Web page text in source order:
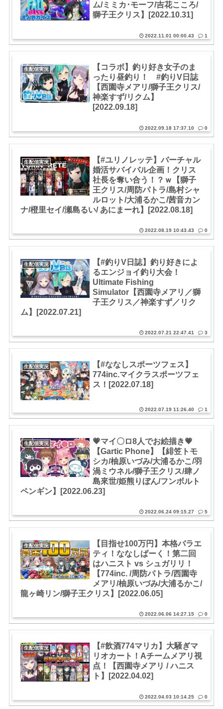
ム/ミミカ･モーフ/吉花こころ/
獅子王クリス】[2022.10.31]
2022.11.01 00:00.43 1
生配信実況
【コラボ】釣り好き女子のま
ったり昼釣り！ #釣りV日誌
【西園寺メアリ/獅子王クリス/
神楽すず/リクム】
[2022.09.18]
2022.09.18 17:37.10 0
生配信実況
【#ユリノレッテ】バーチャル
婚活サバイバル企画！クリス
社長を奪い合う！？ｗ【獅子
王クリス/周防パトラ/島村シャ
ルロット/大浦るかこ/茜音カン
ナ/橙里セイ/瀬島るい/ あにまーれ】[2022.08.18]
2022.08.19 10:43.43 0
生配信実況
【#釣りV日誌】釣り好きによ
るエンジョイ釣り大会！
Ultimate Fishing
Simulator【西園寺メアリ／獅
子王クリス／神楽すず／リク
ム】[2022.07.21]
2022.07.21 22:47.41 3
生配信実況
【#ななしスポーツフェス】
774inc.マイクラスポーツフェ
ス！[2022.07.18]
2022.07.19 11:26.40 1
生配信実況
💗マイ〇ロ8人でお絵描き💗
【Gartic Phone】【緋笠トモ
シカ/柚原いづみ/大浦るかこ/羽
渦ミウネル/獅子王クリス/肆ノ
島來世/姫熊りぼん/フンボルト
ペンギン】[2022.06.23]
2022.06.24 09:15.27 5
生配信実況
【目指せ100万円】本格バラエ
ティ！ななしぱーく！第二回
はハニスト vs シュガリリ！
【774inc. /周防パトラ/西園寺
メアリ/柚原いづみ/大浦るかこ/
龍ヶ崎リン/獅子王クリス】[2022.06.05]
2022.06.06 14:27.15 0
生配信実況
【#飲酒774マリカ】大騒ぎマ
リオカート！Aチームメアリ視
点！【西園寺メアリ / ハニス
ト】[2022.04.02]
2022.04.03 10:14.25 0